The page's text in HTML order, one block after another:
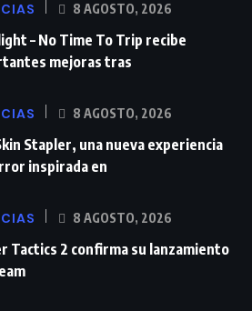
8 AGOSTO, 2026
– No Time To Trip recibe
mejoras tras
8 AGOSTO, 2026
Stapler, una nueva experiencia
inspirada en
8 AGOSTO, 2026
Tactics 2 confirma su lanzamiento